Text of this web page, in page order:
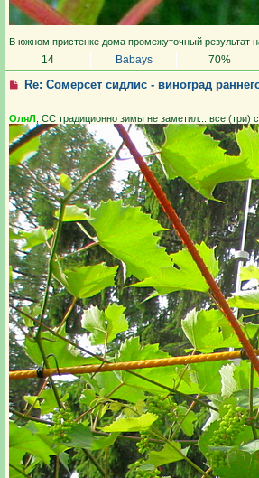
В южном пристенке дома промежуточный результат
14 Babays 70%
Re: Сомерсет сидлис - виноград
ОляЛ , СС традиционно зимы не заметил... все (три)